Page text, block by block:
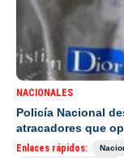
NACIONALES
Policía Nacional
atracadores que
Enlaces rápidos: